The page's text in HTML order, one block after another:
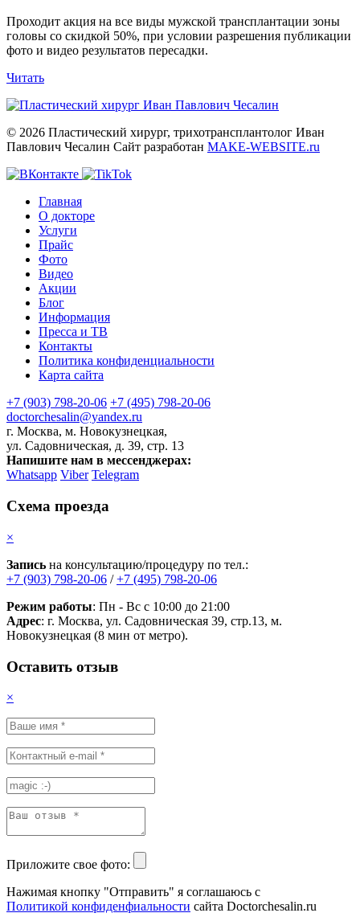
Проходит акция на все виды мужской трансплантации зоны
головы со скидкой 50%, при условии разрешения публикации
фото и видео результатов пересадки.
Читать
© 2026 Пластический хирург, трихотрансплантолог Иван
Павлович Чесалин Сайт разработан MAKE-WEBSITE.ru
Главная
О докторе
Услуги
Прайс
Фото
Видео
Акции
Блог
Информация
Пресса и ТВ
Контакты
Политика конфиденциальности
Карта сайта
+7 (903) 798-20-06 +7 (495) 798-20-06
doctorchesalin@yandex.ru
г. Москва, м. Новокузнецкая,
ул. Садовническая, д. 39, стр. 13
Напишите нам в мессенджерах:
Whatsapp Viber Telegram
Схема проезда
×
Запись на консультацию/процедуру по тел.:
+7 (903) 798-20-06 /+7 (495) 798-20-06
Режим работы: Пн - Вс с 10:00 до 21:00
Адрес: г. Москва, ул. Садовническая 39, стр.13, м.
Новокузнецкая (8 мин от метро).
Оставить отзыв
×
Приложите свое фото:
Нажимая кнопку "Отправить" я соглашаюсь с
Политикой конфиденфиальности сайта Doctorchesalin.ru